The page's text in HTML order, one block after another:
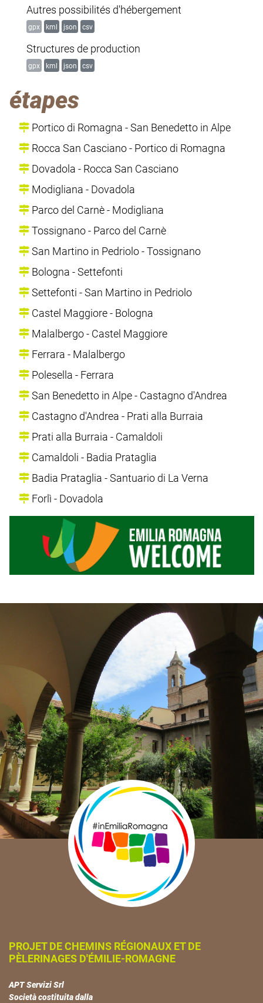
Autres possibilités d'hébergement
gpx kml json csv
Structures de production
gpx kml json csv
étapes
Portico di Romagna - San Benedetto in Alpe
Rocca San Casciano - Portico di Romagna
Dovadola - Rocca San Casciano
Modigliana - Dovadola
Parco del Carnè - Modigliana
Tossignano - Parco del Carnè
San Martino in Pedriolo - Tossignano
Bologna - Settefonti
Settefonti - San Martino in Pedriolo
Castel Maggiore - Bologna
Malalbergo - Castel Maggiore
Ferrara - Malalbergo
Polesella - Ferrara
San Benedetto in Alpe - Castagno d'Andrea
Castagno d'Andrea - Prati alla Burraia
Prati alla Burraia - Camaldoli
Camaldoli - Badia Prataglia
Badia Prataglia - Santuario di La Verna
Forlì - Dovadola
PROJET DE CHEMINS RÉGIONAUX ET DE
PÈLERINAGES D'ÉMILIE-ROMAGNE
APT Servizi Srl
Società costituita dalla